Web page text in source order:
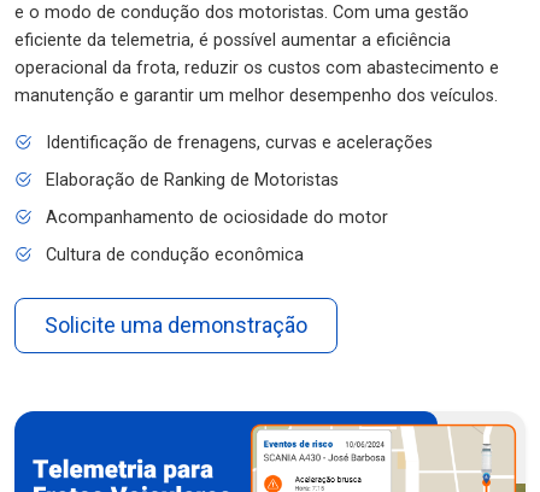
e o modo de condução dos motoristas. Com uma gestão
eficiente da telemetria, é possível aumentar a eficiência
operacional da frota, reduzir os custos com abastecimento e
manutenção e garantir um melhor desempenho dos veículos.
Identificação de frenagens, curvas e acelerações
Elaboração de Ranking de Motoristas
Acompanhamento de ociosidade do motor
Cultura de condução econômica
Solicite uma demonstração